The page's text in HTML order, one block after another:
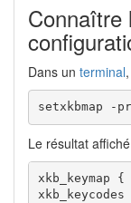
Connaître
Dans un terminal
setxkbmap -
Le résultat
xkb_keymap {